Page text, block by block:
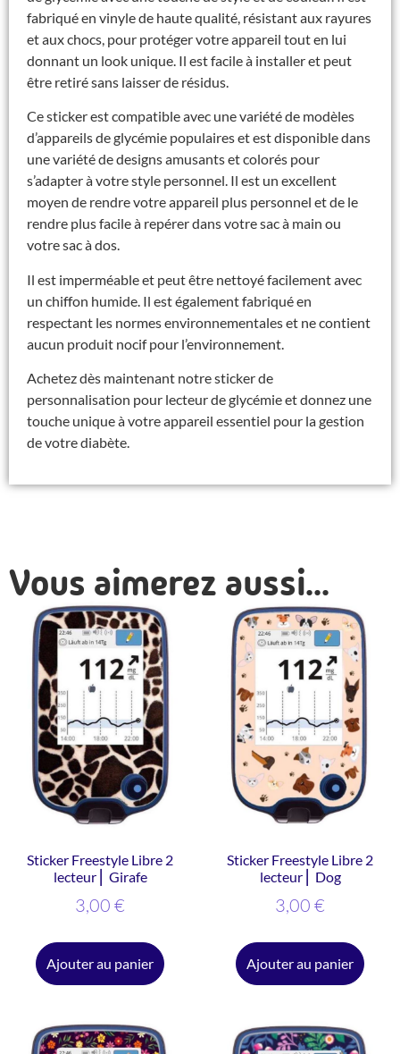
fabriqué en vinyle de haute qualité, résistant aux rayures
et aux chocs, pour protéger votre appareil tout en lui
donnant un look unique. Il est facile à installer et peut
être retiré sans laisser de résidus.
Ce sticker est compatible avec une variété de modèles
d’appareils de glycémie populaires et est disponible dans
une variété de designs amusants et colorés pour
s’adapter à votre style personnel. Il est un excellent
moyen de rendre votre appareil plus personnel et de le
rendre plus facile à repérer dans votre sac à main ou
votre sac à dos.
Il est imperméable et peut être nettoyé facilement avec
un chiffon humide. Il est également fabriqué en
respectant les normes environnementales et ne contient
aucun produit nocif pour l’environnement.
Achetez dès maintenant notre sticker de
personnalisation pour lecteur de glycémie et donnez une
touche unique à votre appareil essentiel pour la gestion
de votre diabète.
Vous aimerez aussi...
Sticker Freestyle Libre 2
lecteur ⎜ Girafe
3,00 €
Ajouter au panier
Sticker Freestyle Libre 2
lecteur ⎜ Dog
3,00 €
Ajouter au panier